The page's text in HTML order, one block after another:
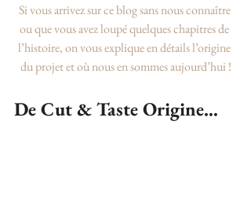
Si vous arrivez sur ce blog sans nous connaître
ou que vous avez loupé quelques chapitres de
l’histoire, on vous explique en détails l’origine
du projet et où nous en sommes aujourd’hui !
De Cut & Taste Origine…